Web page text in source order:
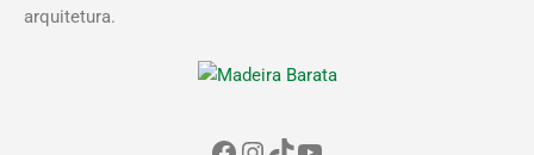
arquitetura.